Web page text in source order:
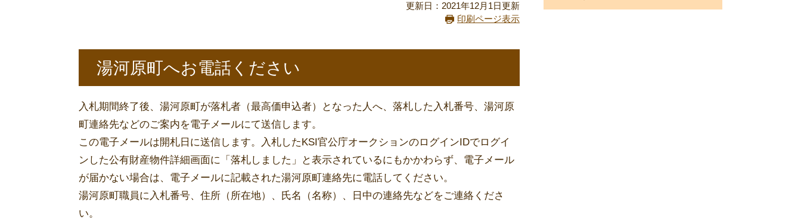
更新日：2021年12月1日更新
印刷ページ表示
湯河原町へお電話ください
入札期間終了後、湯河原町が落札者（最高価申込者）となった人へ、落札した入札番号、湯河原
町連絡先などのご案内を電子メールにて送信します。
この電子メールは開札日に送信します。入札したKSI官公庁オークションのログインIDでログイ
ンした公有財産物件詳細画面に「落札しました」と表示されているにもかかわらず、電子メール
が届かない場合は、電子メールに記載された湯河原町連絡先に電話してください。
湯河原町職員に入札番号、住所（所在地）、氏名（名称）、日中の連絡先などをご連絡くださ
い。